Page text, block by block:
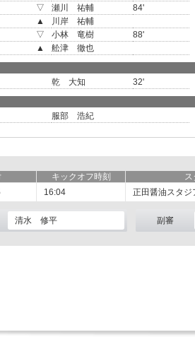
▽
瀬川 祐輔
84'
▲
川岸 祐輔
▽
小林 竜樹
88'
▲
舩津 徹也
乾 大知
32'
服部 浩紀
キックオフ時刻
ス
16:04 正田醤油スタジ
清水 修平 副審